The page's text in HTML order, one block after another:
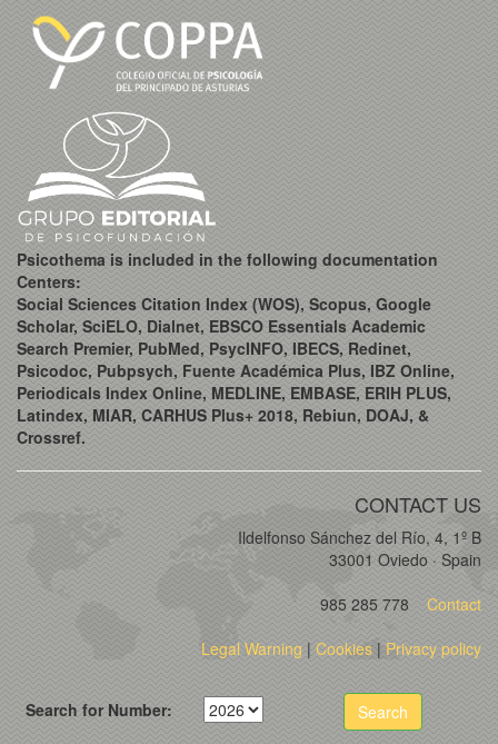
Psicothema is included in the following documentation
Centers:
Social Sciences Citation Index (WOS), Scopus, Google
Scholar, SciELO, Dialnet, EBSCO Essentials Academic
Search Premier, PubMed, PsycINFO, IBECS, Redinet,
Psicodoc, Pubpsych, Fuente Académica Plus, IBZ Online,
Periodicals Index Online, MEDLINE, EMBASE, ERIH PLUS,
Latindex, MIAR, CARHUS Plus+ 2018, Rebiun, DOAJ, &
Crossref.
CONTACT US
Ildelfonso Sánchez del Río, 4, 1º B
33001 Oviedo · Spain
985 285 778
Contact
Legal Warning | Cookies |Privacy policy
Search for Number: Search